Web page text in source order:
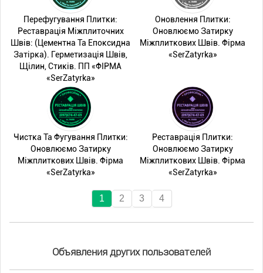
Перефугування Плитки:
Реставрація Міжплиточних
Швів: (Цементна Та Епоксидна
Затірка). Герметизація Швів,
Щілин, Стиків. ПП «ФІРМА
«SerZatyrka»
Оновлення Плитки:
Оновлюємо Затирку
Міжплиткових Швів. Фірма
«SerZatyrka»
Чистка Та Фугування Плитки:
Оновлюємо Затирку
Міжплиткових Швів. Фірма
«SerZatyrka»
Реставрація Плитки:
Оновлюємо Затирку
Міжплиткових Швів. Фірма
«SerZatyrka»
1 2 3 4
Объявления других пользователей